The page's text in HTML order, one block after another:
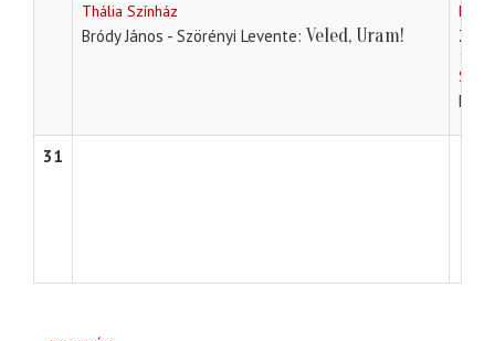
Thália Színház
Bródy János - Szörényi Levente Veled, Uram!
31